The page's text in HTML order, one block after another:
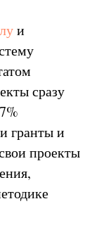
и
сразу
гранты и
проекты